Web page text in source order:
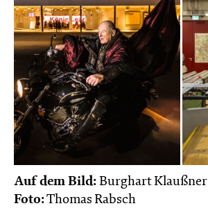
Auf dem Bild: Burghart Klaußner
Foto:Thomas Rabsch